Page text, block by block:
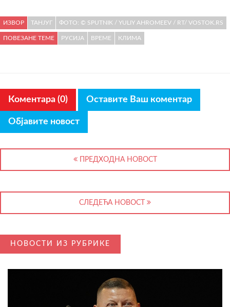
ИЗВОР ТАНЈУГ ФОТО: © SPUTNIK / YULIY AHROMEEV / RT/ VOSTOK.RS
ПОВЕЗАНЕ ТЕМЕ РУСИЈА ВРЕМЕ КЛИМА
Коментара (0) Оставите Ваш коментар
Објавите новост
ПРЕДХОДНА НОВОСТ
СЛЕДЕЋА НОВОСТ
НОВОСТИ ИЗ РУБРИКЕ